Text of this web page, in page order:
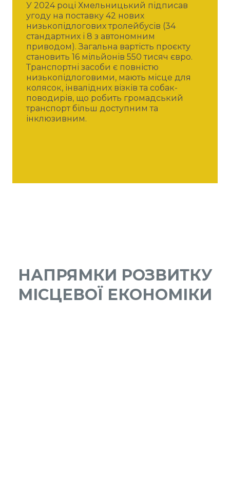
У 2024 році Хмельницький підписав
угоду на поставку 42 нових
низькопідлогових тролейбусів (34
стандартних і 8 з автономним
приводом). Загальна вартість проєкту
становить 16 мільйонів 550 тисяч євро.
Транспортні засоби є повністю
низькопідлоговими, мають місце для
колясок, інвалідних візків та собак-
поводирів, що робить громадський
транспорт більш доступним та
інклюзивним.
НАПРЯМКИ РОЗВИТКУ
МІСЦЕВОЇ ЕКОНОМІКИ